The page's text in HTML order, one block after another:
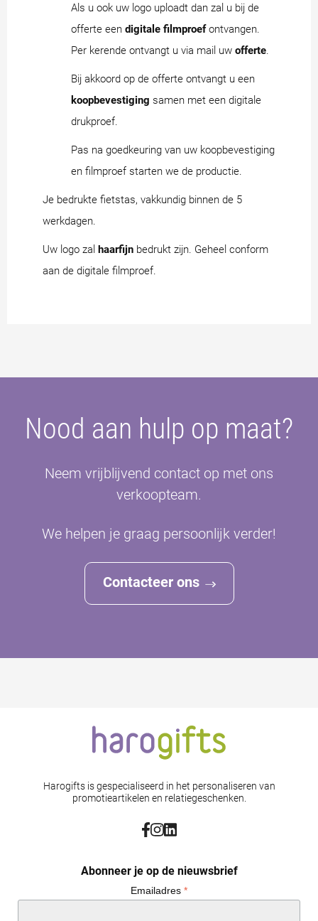
Als u ook uw logo uploadt dan zal u bij de
offerte een digitale filmproefontvangen.
Per kerende ontvangt u via mail uw offerte.
Bij akkoord op de offerte ontvangt u een
koopbevestiging samen met een digitale
drukproef.
Pas na goedkeuring van uw koopbevestiging
en filmproef starten we de productie.
Je bedrukte fietstas, vakkundig binnen de 5
werkdagen.
Uw logo zal haarfijn bedrukt zijn. Geheel conform
aan de digitale filmproef.
Nood aan hulp op maat?
Neem vrijblijvend contact op met ons
verkoopteam.
We helpen je graag persoonlijk verder!
Contacteer ons
Harogifts is gespecialiseerd in het personaliseren van
promotieartikelen en relatiegeschenken.
Abonneer je op de nieuwsbrief
Emailadres *